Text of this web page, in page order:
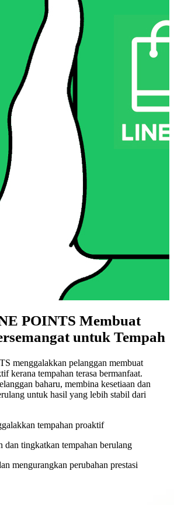
POINTS Membuat
untuk Tempah
menggalakkan pelanggan membuat
kerana tempahan terasa bermanfaat.
baharu, membina kesetiaan dan
untuk hasil yang lebih stabil dari
tempahan proaktif
dan tingkatkan tempahan berulang
mengurangkan perubahan prestasi